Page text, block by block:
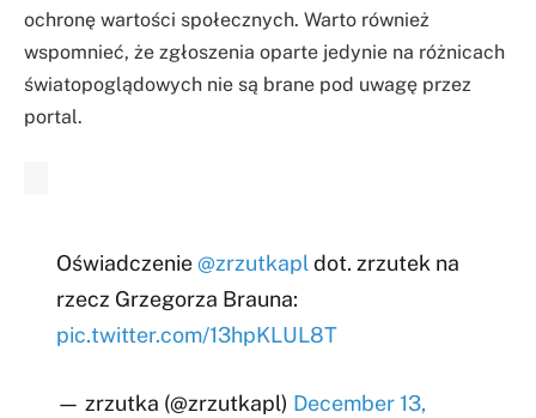
ochronę wartości społecznych. Warto również
wspomnieć, że zgłoszenia oparte jedynie na różnicach
światopoglądowych nie są brane pod uwagę przez
portal.
Oświadczenie@zrzutkapl dot. zrzutek na
rzecz Grzegorza Brauna:
pic.twitter.com/13hpKLUL8T
— zrzutka (@zrzutkapl) December 13,